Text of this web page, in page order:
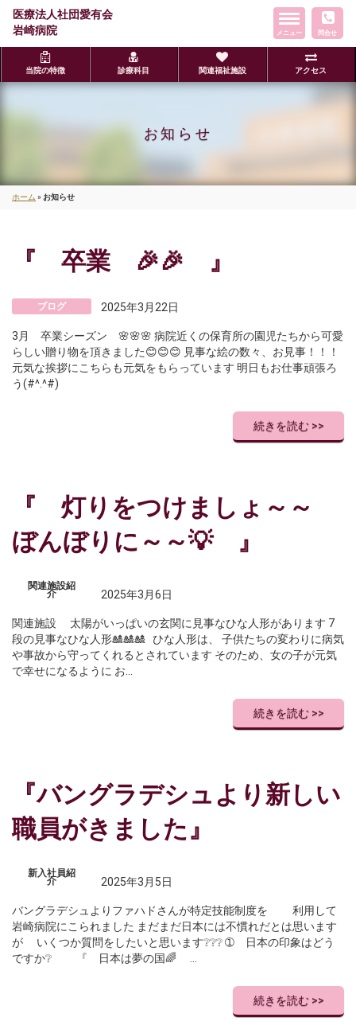
医療法人社団愛有会
岩崎病院
問合せ
ト
グ
ナ
ビ
メニュー
当院の特徴 診療科目 関連福祉施設 アクセス
お知らせ
ホーム » お知らせ
『 卒業 🎉🎉 』
ブログ 2025年3月22日
3月 卒業シーズン 🌸🌸🌸 病院近くの保育所の園児たちから可愛
らしい贈り物を頂きました😊😊😊 見事な絵の数々、お見事！！！
元気な挨拶にこちらも元気をもらっています 明日もお仕事頑張ろ
う(#^.^#)
続きを読む >>
『 灯りをつけましょ～～
ぼんぼりに～～💡 』
関連施設紹
介 2025年3月6日
関連施設 太陽がいっぱいの玄関に見事なひな人形があります 7
段の見事なひな人形🎎🎎🎎 ひな人形は、 子供たちの変わりに病気
や事故から守ってくれるとされています そのため、女の子が元気
で幸せになるように お…
続きを読む >>
『バングラデシュより新しい
職員がきました』
新入社員紹
介 2025年3月5日
バングラデシュよりファハドさんが特定技能制度を 利用して
岩崎病院にこられました まだまだ日本には不慣れだとは思います
が いくつか質問をしたいと思います❔❔❔ ➀ 日本の印象はどう
ですか❔ 『 日本は夢の国🌈 …
続きを読む >>